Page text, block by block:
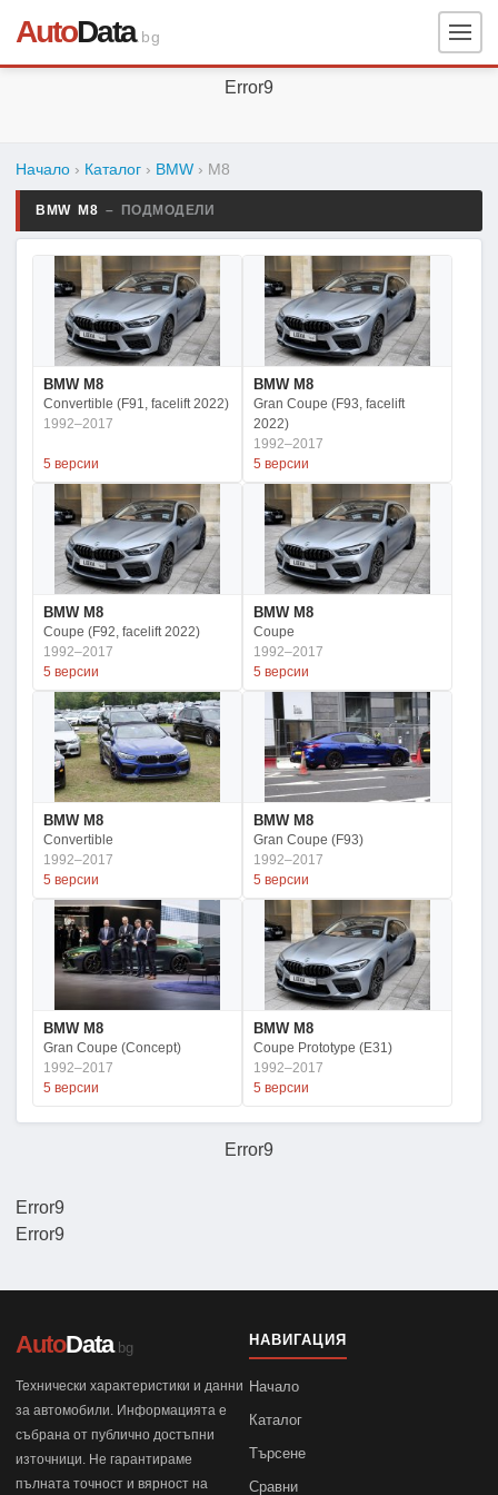
AutoData.bg
Error9
Error9
Начало › Каталог › BMW › M8
BMW M8 – ПОДМОДЕЛИ
BMW M8
Convertible (F91, facelift 2022)
1992–2017
5 версии
BMW M8
Gran Coupe (F93, facelift
2022)
1992–2017
5 версии
BMW M8
Coupe (F92, facelift 2022)
1992–2017
5 версии
BMW M8
Coupe
1992–2017
5 версии
BMW M8
Convertible
1992–2017
5 версии
BMW M8
Gran Coupe (F93)
1992–2017
5 версии
BMW M8
Gran Coupe (Concept)
1992–2017
5 версии
BMW M8
Coupe Prototype (E31)
1992–2017
5 версии
Error9
Error9
AutoData.bg
Технически характеристики и данни
за автомобили. Информацията е
събрана от публично достъпни
източници. Не гарантираме
пълната точност и вярност на
НАВИГАЦИЯ
Начало
Каталог
Търсене
Сравни